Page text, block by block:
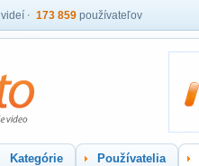
videí 173 859 používateľov
Kategórie Používatelia